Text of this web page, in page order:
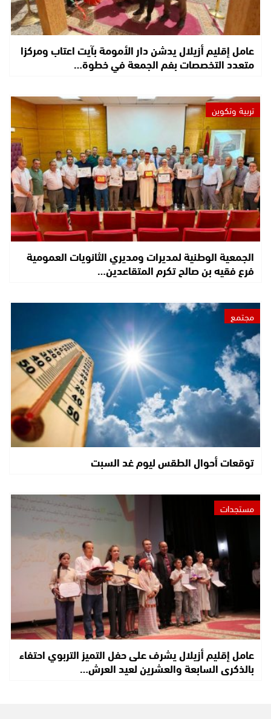
عامل إقليم أزيلال يدشن دار الأمومة بآيت اعتاب ومركزا
متعدد التخصصات بفم الجمعة في خطوة…
تربية وتكوين
الجمعية الوطنية لمديرات ومديري الثانويات العمومية
فرع فقيه بن صالح تكرم المتقاعدين…
مجتمع
توقعات أحوال الطقس ليوم غد السبت
مستجدات
عامل إقليم أزيلال يشرف على حفل التميز التربوي احتفاء
بالذكرى السابعة والعشرين لعيد العرش…